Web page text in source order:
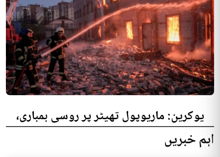
یوکرین: ماریوپول تھیٹر پر روسی بمباری،
300 افراد کی ہلاکت کا خدشہ
اہم خبریں